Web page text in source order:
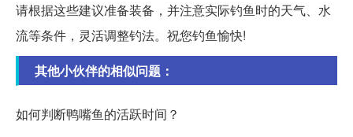
请根据这些建议准备装备，并注意实际钓鱼时的天气、水
流等条件，灵活调整钓法。祝您钓鱼愉快!
其他小伙伴的相似问题：
如何判断鸭嘴鱼的活跃时间？